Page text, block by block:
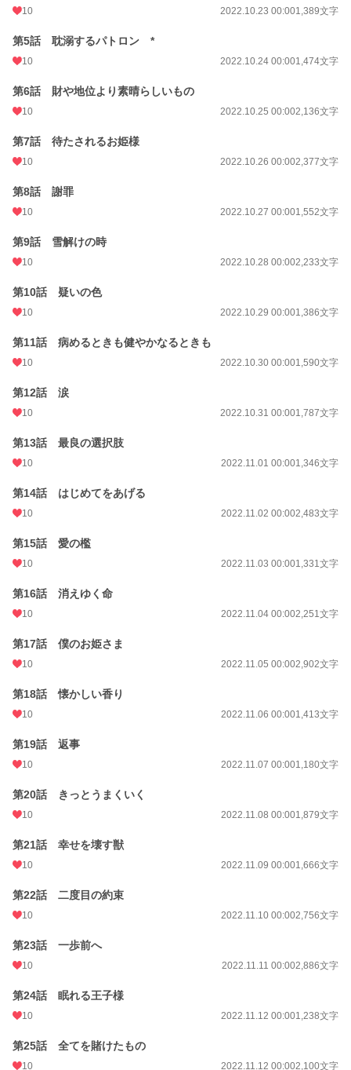
月間ポイント 14 pt (108,258 位)
10 2022.10.23 00:001,389文字
第5話 耽溺するパトロン *
10 2022.10.24 00:001,474文字
第6話 財や地位より素晴らしいもの
10 2022.10.25 00:002,136文字
第7話 待たされるお姫様
10 2022.10.26 00:002,377文字
第8話 謝罪
10 2022.10.27 00:001,552文字
第9話 雪解けの時
10 2022.10.28 00:002,233文字
第10話 疑いの色
10 2022.10.29 00:001,386文字
第11話 病めるときも健やかなるときも
10 2022.10.30 00:001,590文字
第12話 涙
10 2022.10.31 00:001,787文字
第13話 最良の選択肢
10 2022.11.01 00:001,346文字
第14話 はじめてをあげる
10 2022.11.02 00:002,483文字
第15話 愛の檻
10 2022.11.03 00:001,331文字
第16話 消えゆく命
10 2022.11.04 00:002,251文字
第17話 僕のお姫さま
10 2022.11.05 00:002,902文字
第18話 懐かしい香り
10 2022.11.06 00:001,413文字
第19話 返事
10 2022.11.07 00:001,180文字
第20話 きっとうまくいく
10 2022.11.08 00:001,879文字
第21話 幸せを壊す獣
10 2022.11.09 00:001,666文字
第22話 二度目の約束
10 2022.11.10 00:002,756文字
第23話 一歩前へ
10 2022.11.11 00:002,886文字
第24話 眠れる王子様
10 2022.11.12 00:001,238文字
第25話 全てを賭けたもの
10 2022.11.12 00:002,100文字